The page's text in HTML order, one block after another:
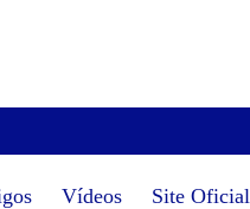
Vídeos Site Oficial